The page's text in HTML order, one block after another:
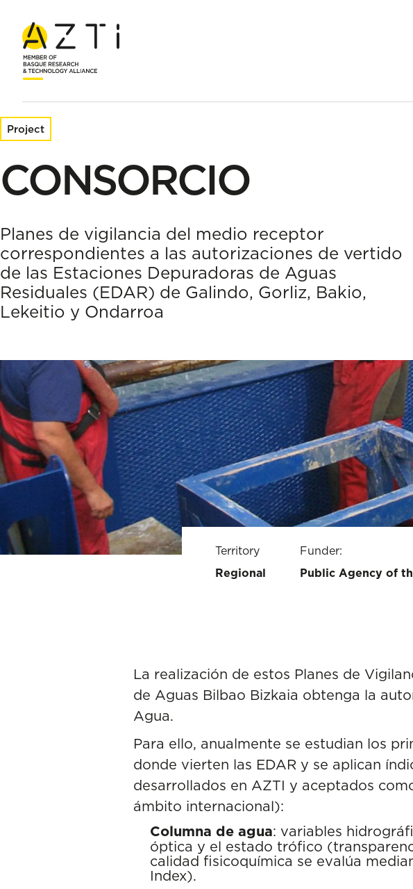
Home Research projects
Project
CONSORCIO
Planes de vigilancia del medio receptor
correspondientes a las autorizaciones de vertido
de las Estaciones Depuradoras de Aguas
Residuales (EDAR) de Galindo, Gorliz, Bakio,
Lekeitio y Ondarroa
Territory
Regional
Funder:
Public Agency of
La realización de estos Planes de
de Aguas Bilbao Bizkaia obtenga la
Agua.
Para ello, anualmente se estudian los
donde vierten las EDAR y se aplican
desarrollados en AZTI y aceptados
ámbito internacional):
Columna de agua: variables
óptica y el estado trófico
calidad fisicoquímica se evalúa
Index).